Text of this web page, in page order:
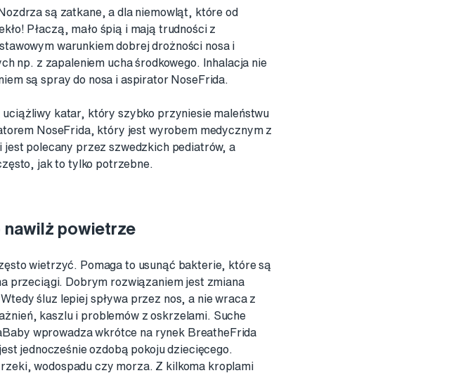
są zatkane, a dla niemowląt, które od
Płaczą, mało śpią i mają trudności z
warunkiem dobrej drożności nosa i
np. z zapaleniem ucha środkowego. Inhalacja nie
są spray do nosa i aspirator NoseFrida.
katar, który szybko przyniesie maleństwu
NoseFrida, który jest wyrobem medycznym z
polecany przez szwedzkich pediatrów, a
jak to tylko potrzebne.
nawilż powietrze
wietrzyć. Pomaga to usunąć bakterie, które są
przeciągi. Dobrym rozwiązaniem jest zmiana
śluz lepiej spływa przez nos, a nie wraca z
kaszlu i problemów z oskrzelami. Suche
wprowadza wkrótce na rynek BreatheFrida
jednocześnie ozdobą pokoju dziecięcego.
wodospadu czy morza. Z kilkoma kroplami